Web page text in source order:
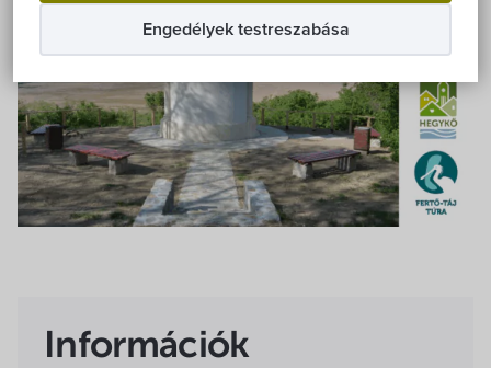
Engedélyek testreszabása
Képviselő-testület
Választási információk
Egyesületek, alapítványok
Információk